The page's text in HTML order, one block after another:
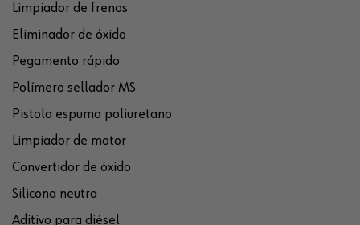
Limpiador de frenos
Eliminador de óxido
Pegamento rápido
Polímero sellador MS
Pistola espuma poliuretano
Limpiador de motor
Convertidor de óxido
Silicona neutra
Aditivo para diésel